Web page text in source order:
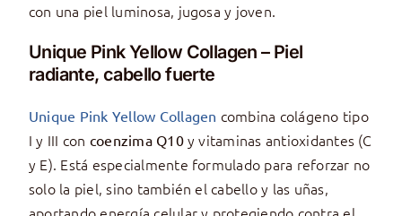
con una piel luminosa, jugosa y joven.
Unique Pink Yellow Collagen – Piel
radiante, cabello fuerte
Unique Pink Yellow Collagen combina colágeno tipo
I y III con coenzima Q10y vitaminas antioxidantes (C
y E). Está especialmente formulado para reforzar no
solo la piel, sino también el cabello y las uñas,